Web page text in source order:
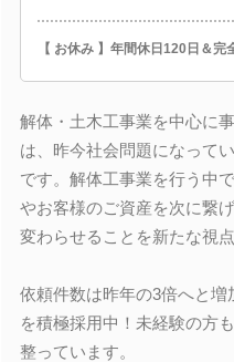
【 お休み 】年間休日120日＆完
解体・土木工事業を中心に
は、昨今社会問題になって
です。解体工事業を行う中
やお客様のご資産を次に繋
変わらせることを新たな視
依頼件数は昨年の3倍へと
を積極採用中！未経験の方
整っています。